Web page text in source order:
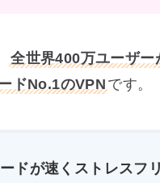
全世界400万ユーザー
ドNo.1のVPN です。
ドが速くストレスフ